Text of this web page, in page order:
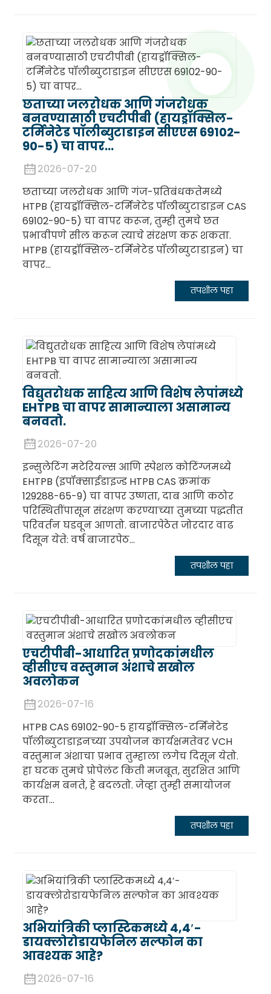
छताच्या जलरोधक आणि गंजरोधक
बनवण्यासाठी एचटीपीबी (हायड्रॉक्सिल-
टर्मिनेटेड पॉलीब्युटाडाइन सीएएस 69102-
90-5) चा वापर...
२०२६-०७-२०
छताच्या जलरोधक आणि गंज-प्रतिबंधकतेमध्ये
HTPB (हायड्रॉक्सिल-टर्मिनेटेड पॉलीब्युटाडाइन CAS
69102-90-5) चा वापर करून, तुम्ही तुमचे छत
प्रभावीपणे सील करून त्याचे संरक्षण करू शकता.
HTPB (हायड्रॉक्सिल-टर्मिनेटेड पॉलीब्युटाडाइन) चा
वापर...
तपशील पहा
विद्युतरोधक साहित्य आणि विशेष लेपांमध्ये
EHTPB चा वापर सामान्याला असामान्य
बनवतो.
२०२६-०७-२०
इन्सुलेटिंग मटेरियल्स आणि स्पेशल कोटिंग्जमध्ये
EHTPB (इपॉक्साईडाइज्ड HTPB CAS क्रमांक
129288-65-9) चा वापर उष्णता, दाब आणि कठोर
परिस्थितींपासून संरक्षण करण्याच्या तुमच्या पद्धतीत
परिवर्तन घडवून आणतो. बाजारपेठेत जोरदार वाढ
दिसून येते: वर्ष बाजारपेठ...
तपशील पहा
एचटीपीबी-आधारित प्रणोदकांमधील
व्हीसीएच वस्तुमान अंशाचे सखोल
अवलोकन
२०२६-०७-१६
HTPB CAS 69102-90-5 हायड्रॉक्सिल-टर्मिनेटेड
पॉलीब्युटाडाइनच्या उपयोजन कार्यक्षमतेवर VCH
वस्तुमान अंशाचा प्रभाव तुम्हाला लगेच दिसून येतो.
हा घटक तुमचे प्रोपेलंट किती मजबूत, सुरक्षित आणि
कार्यक्षम बनते, हे बदलतो. जेव्हा तुम्ही समायोजन
करता...
तपशील पहा
अभियांत्रिकी प्लास्टिकमध्ये 4,4′-
डायक्लोरोडायफेनिल सल्फोन का
आवश्यक आहे?
२०२६-०७-१६